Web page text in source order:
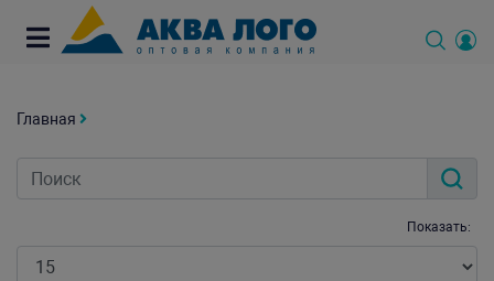
Главная
Показать: